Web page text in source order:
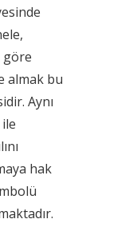
göre
almak bu
Aynı
hak